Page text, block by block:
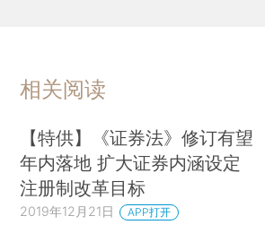
相关阅读
【特供】《证券法》修订有望
年内落地 扩大证券内涵设定
注册制改革目标
2019年12月21日 APP打开